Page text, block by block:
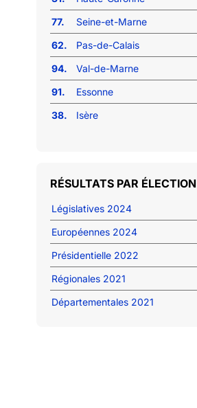
77.
Seine-et-Marne
62.
Pas-de-Calais
94.
Val-de-Marne
91.
Essonne
38.
Isère
RÉSULTATS PAR ÉLECTION
Législatives 2024
Européennes 2024
Présidentielle 2022
Régionales 2021
Départementales 2021